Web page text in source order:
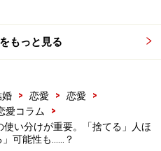
思えてなりません。おそら
る人もいるのではないでし
ど「捨てる縁」はな
もっと見る
婚 > 恋愛 > 恋愛
>
愛コラム
>
い分けが重要。「捨てる」人ほ
」可能性も……？